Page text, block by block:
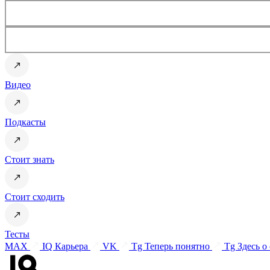
Видео
Подкасты
Стоит знать
Стоит сходить
Тесты
MAX
IQ Карьера VK Tg Теперь понятно Tg Здесь о